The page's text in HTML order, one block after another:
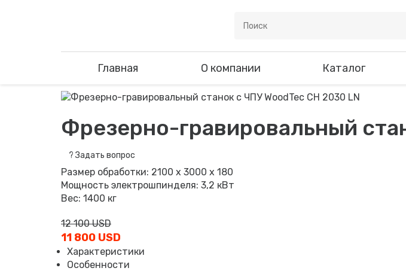
Главная О компании Каталог
Фрезерно-гравировальный
?Задать вопрос
Размер обработки: 2100 х 3000 х 180
Мощность электрошпинделя: 3,2 кВт
Вес: 1400 кг
12 100 USD
11 800 USD
Характеристики
Особенности